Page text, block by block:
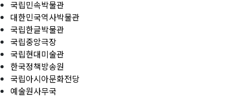
국립민속박물관
대한민국역사박물관
국립한글박물관
국립중앙극장
국립현대미술관
한국정책방송원
국립아시아문화전당
예술원사무국